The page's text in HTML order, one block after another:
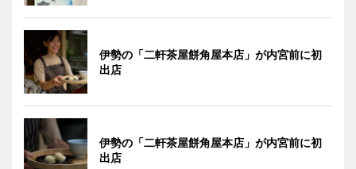
伊勢の「二軒茶屋餅角屋本店」が内宮前に初
出店
伊勢の「二軒茶屋餅角屋本店」が内宮前に初
出店